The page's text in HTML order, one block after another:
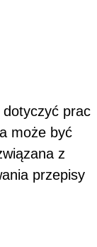
dotyczyć prac
może być
z
przepisy